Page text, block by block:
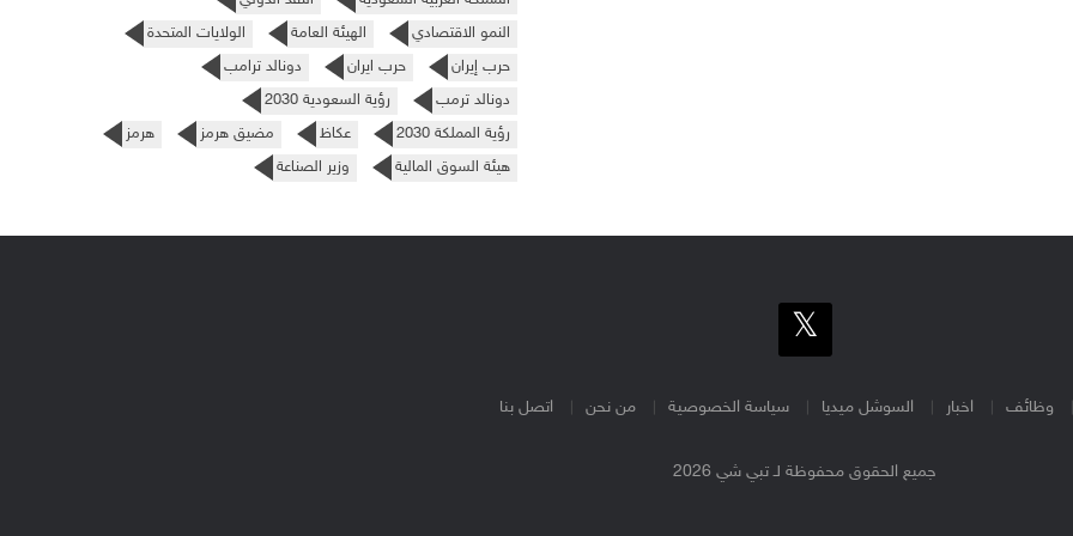
النمو الاقتصادي
الهيئة العامة
الولايات المتحدة
حرب إيران
حرب ايران
دونالد ترامب
دونالد ترمب
رؤية السعودية 2030
رؤية المملكة 2030
عكاظ مضيق هرمز
هرمز
هيئة السوق المالية
وزير الصناعة
وظائف اخبار السوشل ميديا سياسة الخصوصية من نحن اتصل بنا
جميع الحقوق محفوظة لـ تبي شي 2026